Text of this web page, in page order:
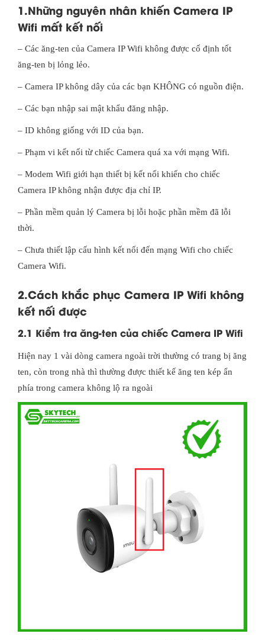
1.Những nguyên nhân khiến Camera IP
Wifi mất kết nối
– Các ăng-ten của Camera IP Wifi không được cố định tốt
ăng-ten bị lỏng lẻo.
– Camera IP không dây của các bạn KHÔNG có nguồn điện.
– Các bạn nhập sai mật khẩu đăng nhập.
– ID không giống với ID của bạn.
– Phạm vi kết nối từ chiếc Camera quá xa với mạng Wifi.
– Modem Wifi giới hạn thiết bị kết nối khiến cho chiếc
Camera IP không nhận được địa chỉ IP.
– Phần mềm quản lý Camera bị lỗi hoặc phần mềm đã lỗi
thời.
– Chưa thiết lập cấu hình kết nối đến mạng Wifi cho chiếc
Camera Wifi.
2.Cách khắc phục Camera IP Wifi không
kết nối được
2.1 Kiểm tra ăng-ten của chiếc Camera IP Wifi
Hiện nay 1 vài dòng camera ngoài trời thường có trang bị ăng
ten, còn trong nhà thì thường được thiết kế ăng ten kép ẩn
phía trong camera không lộ ra ngoài